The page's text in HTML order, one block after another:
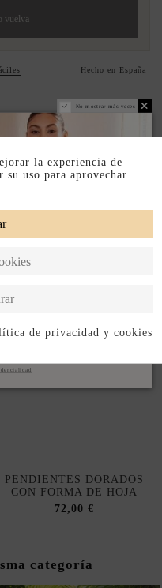
vuelva
Hecho en España
PENDIENTES DORADOS
CON FORMA DE HOJA
72,00 €
categoría
No mostrar más veces
la experiencia de
su uso para aprovechar
de privacidad y cookies